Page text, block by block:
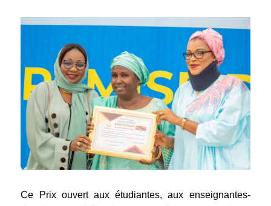
Ce Prix ouvert aux étudiantes, aux enseignantes-